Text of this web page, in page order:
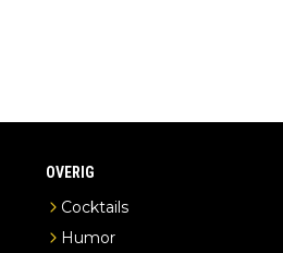
OVERIG
Cocktails
Humor